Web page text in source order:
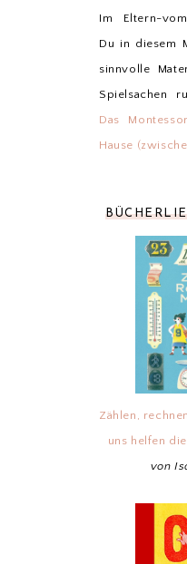
Im Eltern-
Du in diesem
sinnvolle
Spielsachen
Das
Hause
Zählen,
uns helfen
von